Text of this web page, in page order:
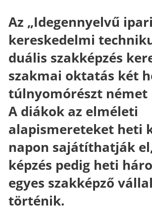
Az „Idegennyelvű
kereskedelmi
duális szakképzés
szakmai oktatás két
túlnyomórészt német
A diákok az elméleti
alapismereteket heti
napon sajátíthatják
képzés pedig heti
egyes szakképző
történik.